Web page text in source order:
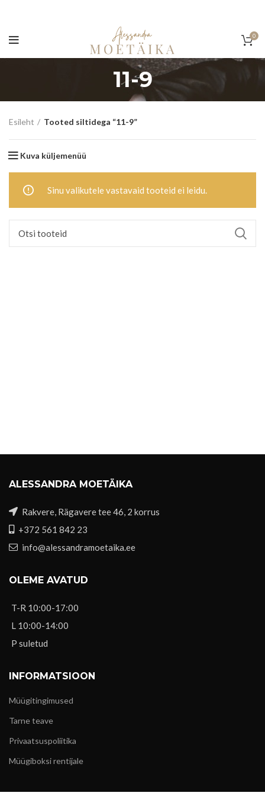
0
11-9
Esileht Tooted siltidega “11-9”
Kuva küljemenüü
Sinu valikutele vastavaid tooteid ei leidu.
ALESSANDRA MOETÄIKA
Rakvere, Rägavere tee 46, 2 korrus
+372 561 842 23
info@alessandramoetaika.ee
OLEME AVATUD
T-R 10:00-17:00
L 10:00-14:00
P suletud
INFORMATSIOON
Müügitingimused
Tarne teave
Privaatsuspoliitika
Müügiboksi rentijale